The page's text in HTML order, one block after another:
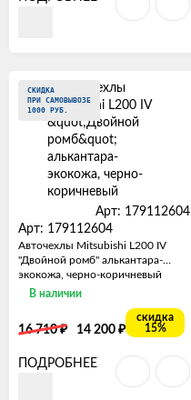
СКИДКА
ПРИ САМОВЫВОЗЕ
1000 РУБ.
Арт: 179112604
Арт: 179112604
Авточехлы Mitsubishi L200 IV
"Двойной ромб" алькантара-
экокожа, черно-коричневый
В наличии
16 710₽ 14 200 ₽
скидка
15%
ПОДРОБНЕЕ